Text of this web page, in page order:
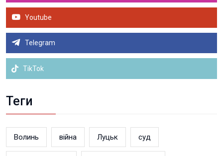
Youtube
Telegram
TikTok
Теги
Волинь війна Луцьк суд